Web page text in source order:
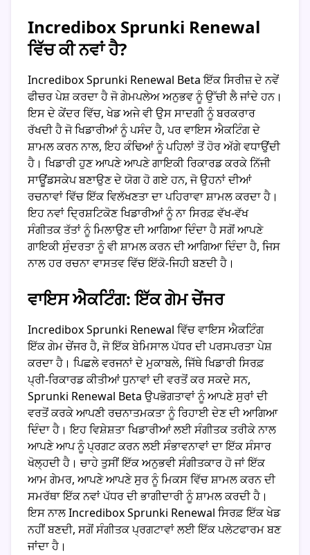
Incredibox Sprunki Renewal
ਵਿੱਚ ਕੀ ਨਵਾਂ ਹੈ?
Incredibox Sprunki Renewal Beta ਇੱਕ ਸਿਰੀਜ਼ ਦੇ ਨਵੇਂ
ਫੀਚਰ ਪੇਸ਼ ਕਰਦਾ ਹੈ ਜੋ ਗੇਮਪਲੇਅ ਅਨੁਭਵ ਨੂੰ ਉੱਚੀ ਲੈ ਜਾਂਦੇ ਹਨ।
ਇਸ ਦੇ ਕੇਂਦਰ ਵਿੱਚ, ਖੇਡ ਅਜੇ ਵੀ ਉਸ ਸਾਦਗੀ ਨੂੰ ਬਰਕਰਾਰ
ਰੱਖਦੀ ਹੈ ਜੋ ਖਿਡਾਰੀਆਂ ਨੂੰ ਪਸੰਦ ਹੈ, ਪਰ ਵਾਇਸ ਐਕਟਿੰਗ ਦੇ
ਸ਼ਾਮਲ ਕਰਨ ਨਾਲ, ਇਹ ਕੰਢਿਆਂ ਨੂੰ ਪਹਿਲਾਂ ਤੋਂ ਹੋਰ ਅੱਗੇ ਵਧਾਉਂਦੀ
ਹੈ। ਖਿਡਾਰੀ ਹੁਣ ਆਪਣੇ ਆਪਣੇ ਗਾਇਕੀ ਰਿਕਾਰਡ ਕਰਕੇ ਨਿੱਜੀ
ਸਾਊਂਡਸਕੇਪ ਬਣਾਉਣ ਦੇ ਯੋਗ ਹੋ ਗਏ ਹਨ, ਜੋ ਉਹਨਾਂ ਦੀਆਂ
ਰਚਨਾਵਾਂ ਵਿੱਚ ਇੱਕ ਵਿਲੱਖਣਤਾ ਦਾ ਪਹਿਰਾਵਾ ਸ਼ਾਮਲ ਕਰਦਾ ਹੈ।
ਇਹ ਨਵਾਂ ਦ੍ਰਿਸ਼ਟਿਕੋਣ ਖਿਡਾਰੀਆਂ ਨੂੰ ਨਾ ਸਿਰਫ਼ ਵੱਖ-ਵੱਖ
ਸੰਗੀਤਕ ਤੱਤਾਂ ਨੂੰ ਮਿਲਾਉਣ ਦੀ ਆਗਿਆ ਦਿੰਦਾ ਹੈ ਸਗੋਂ ਆਪਣੇ
ਗਾਇਕੀ ਸੁੰਦਰਤਾ ਨੂੰ ਵੀ ਸ਼ਾਮਲ ਕਰਨ ਦੀ ਆਗਿਆ ਦਿੰਦਾ ਹੈ, ਜਿਸ
ਨਾਲ ਹਰ ਰਚਨਾ ਵਾਸਤਵ ਵਿੱਚ ਇੱਕੋ-ਜਿਹੀ ਬਣਦੀ ਹੈ।
ਵਾਇਸ ਐਕਟਿੰਗ: ਇੱਕ ਗੇਮ ਚੇਂਜਰ
Incredibox Sprunki Renewal ਵਿੱਚ ਵਾਇਸ ਐਕਟਿੰਗ
ਇੱਕ ਗੇਮ ਚੇਂਜਰ ਹੈ, ਜੋ ਇੱਕ ਬੇਮਿਸਾਲ ਪੱਧਰ ਦੀ ਪਰਸਪਰਤਾ ਪੇਸ਼
ਕਰਦਾ ਹੈ। ਪਿਛਲੇ ਵਰਜਨਾਂ ਦੇ ਮੁਕਾਬਲੇ, ਜਿੱਥੇ ਖਿਡਾਰੀ ਸਿਰਫ਼
ਪ੍ਰੀ-ਰਿਕਾਰਡ ਕੀਤੀਆਂ ਧੁਨਾਵਾਂ ਦੀ ਵਰਤੋਂ ਕਰ ਸਕਦੇ ਸਨ,
Sprunki Renewal Beta ਉਪਭੋਗਤਾਵਾਂ ਨੂੰ ਆਪਣੇ ਸੁਰਾਂ ਦੀ
ਵਰਤੋਂ ਕਰਕੇ ਆਪਣੀ ਰਚਨਾਤਮਕਤਾ ਨੂੰ ਰਿਹਾਈ ਦੇਣ ਦੀ ਆਗਿਆ
ਦਿੰਦਾ ਹੈ। ਇਹ ਵਿਸ਼ੇਸ਼ਤਾ ਖਿਡਾਰੀਆਂ ਲਈ ਸੰਗੀਤਕ ਤਰੀਕੇ ਨਾਲ
ਆਪਣੇ ਆਪ ਨੂੰ ਪ੍ਰਗਟ ਕਰਨ ਲਈ ਸੰਭਾਵਨਾਵਾਂ ਦਾ ਇੱਕ ਸੰਸਾਰ
ਖੋਲ੍ਹਦੀ ਹੈ। ਚਾਹੇ ਤੁਸੀਂ ਇੱਕ ਅਨੁਭਵੀ ਸੰਗੀਤਕਾਰ ਹੋ ਜਾਂ ਇੱਕ
ਆਮ ਗੇਮਰ, ਆਪਣੇ ਆਪਣੇ ਸੁਰ ਨੂੰ ਮਿਕਸ ਵਿੱਚ ਸ਼ਾਮਲ ਕਰਨ ਦੀ
ਸਮਰੱਥਾ ਇੱਕ ਨਵਾਂ ਪੱਧਰ ਦੀ ਭਾਗੀਦਾਰੀ ਨੂੰ ਸ਼ਾਮਲ ਕਰਦੀ ਹੈ।
ਇਸ ਨਾਲ Incredibox Sprunki Renewal ਸਿਰਫ਼ ਇੱਕ ਖੇਡ
ਨਹੀਂ ਬਣਦੀ, ਸਗੋਂ ਸੰਗੀਤਕ ਪ੍ਰਗਟਾਵਾਂ ਲਈ ਇੱਕ ਪਲੇਟਫਾਰਮ ਬਣ
ਜਾਂਦਾ ਹੈ।